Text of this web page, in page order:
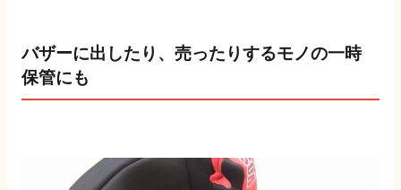
バザーに出したり、売ったりするモノの一時
保管にも